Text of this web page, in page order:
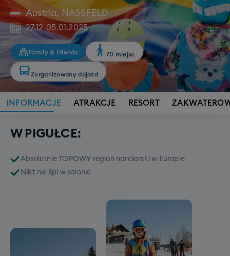
Austria, NASSFELD
27.12-05.01.2025
Family & Friends 70 miejsc
Zorganizowany dojazd
INFORMACJE ATRAKCJE RESORT
W PIGUŁCE:
Absolutnie TOPOWY region narciarski w Europie
Nikt nie śpi w salonie